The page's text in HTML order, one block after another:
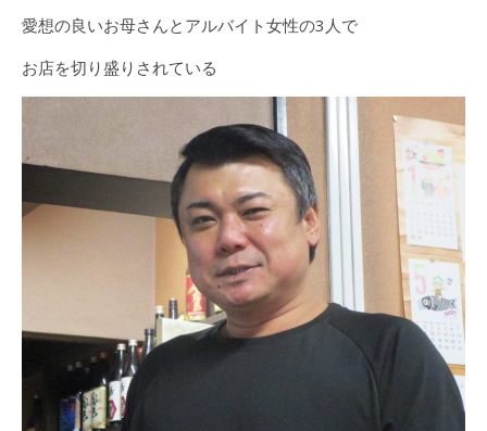
愛想の良いお母さんとアルバイト女性の3人で
お店を切り盛りされている